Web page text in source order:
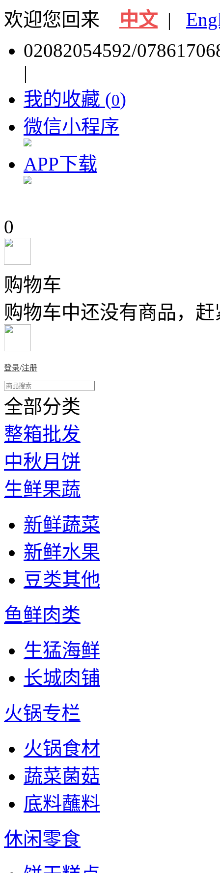
欢迎您回来 中文 |
02082054592/
|
我的收藏 (0)
微信小程序
APP下载
0
购物车
购物车中还没有商品，
登录/注册
全部分类
整箱批发
中秋月饼
生鲜果蔬
新鲜蔬菜
新鲜水果
豆类其他
鱼鲜肉类
生猛海鲜
长城肉铺
火锅专栏
火锅食材
蔬菜菌菇
底料蘸料
休闲零食